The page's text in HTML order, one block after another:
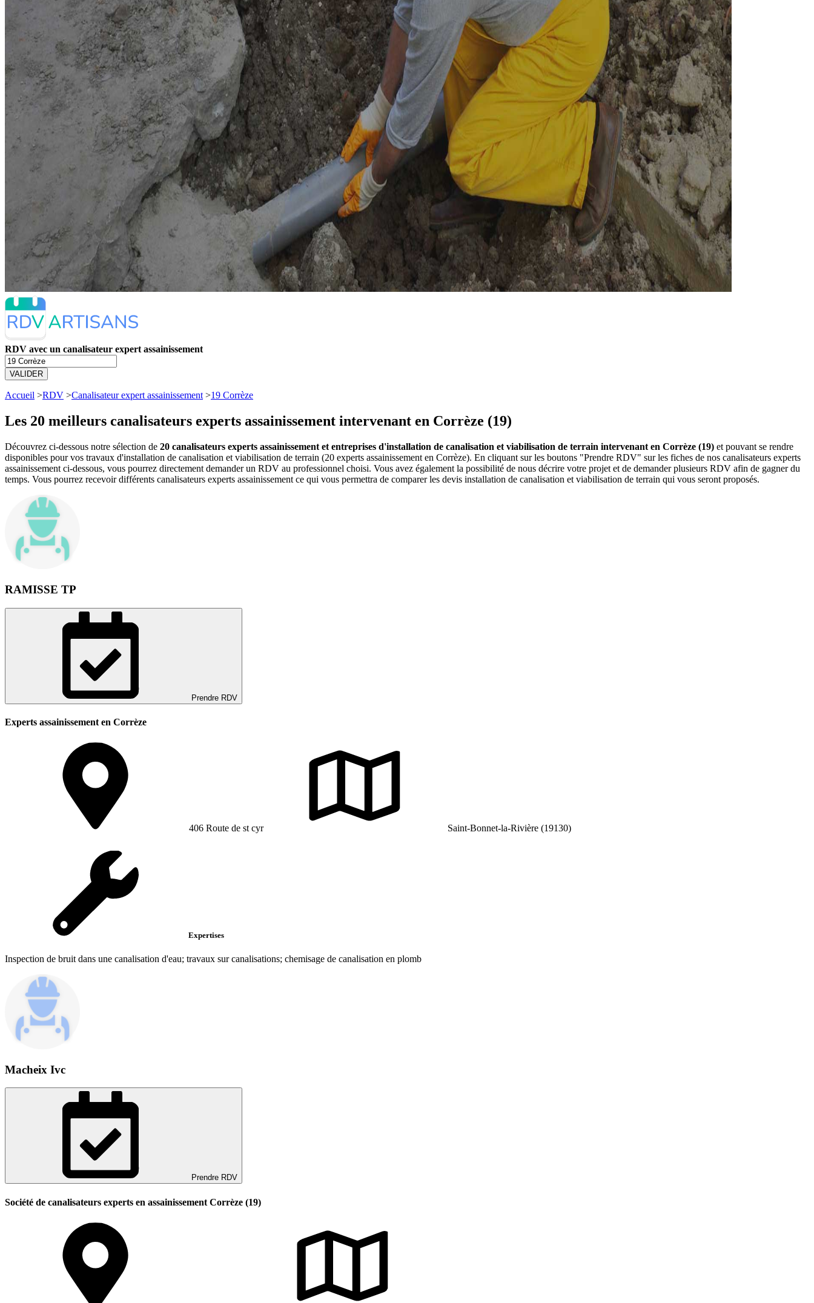
RDV avec un canalisateur expert assainissement
VALIDER
Accueil >RDV >Canalisateur expert assainissement >19 Corrèze
Les 20 meilleurs canalisateurs experts assainissement intervenant en Corrèze (19)
Découvrez ci-dessous notre sélection de 20 canalisateurs experts assainissement et entreprises d'installation de canalisation et viabilisation de terrain intervenant en Corrèze (19) et pouvant se rendre
disponibles pour vos travaux d'installation de canalisation et viabilisation de terrain (20 experts assainissement en Corrèze). En cliquant sur les boutons "Prendre RDV" sur les fiches de nos canalisateurs experts
assainissement ci-dessous, vous pourrez directement demander un RDV au professionnel choisi. Vous avez également la possibilité de nous décrire votre projet et de demander plusieurs RDV afin de gagner du
temps. Vous pourrez recevoir différents canalisateurs experts assainissement ce qui vous permettra de comparer les devis installation de canalisation et viabilisation de terrain qui vous seront proposés.
RAMISSE TP
Prendre RDV
Experts assainissement en Corrèze
406 Route de st cyr Saint-Bonnet-la-Rivière (19130)
Expertises
Inspection de bruit dans une canalisation d'eau; travaux sur canalisations; chemisage de canalisation en plomb
Macheix Ivc
Prendre RDV
Société de canalisateurs experts en assainissement Corrèze (19)